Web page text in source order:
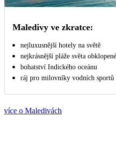
Maledivy ve zkratce:
nejluxusnější hotely na světě
nejkrásnější pláže světa
bohatství Indického oceánu
ráj pro milovníky vodních sportů
více o Maledivách